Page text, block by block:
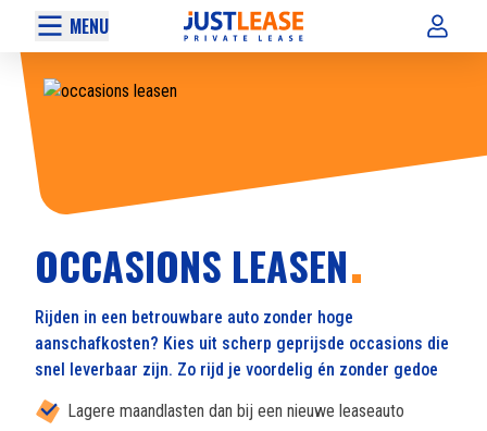
MENU
OCCASIONS LEASEN
Rijden in een betrouwbare auto zonder hoge
aanschafkosten? Kies uit scherp geprijsde occasions die
snel leverbaar zijn. Zo rijd je voordelig én zonder gedoe
Lagere maandlasten dan bij een nieuwe leaseauto